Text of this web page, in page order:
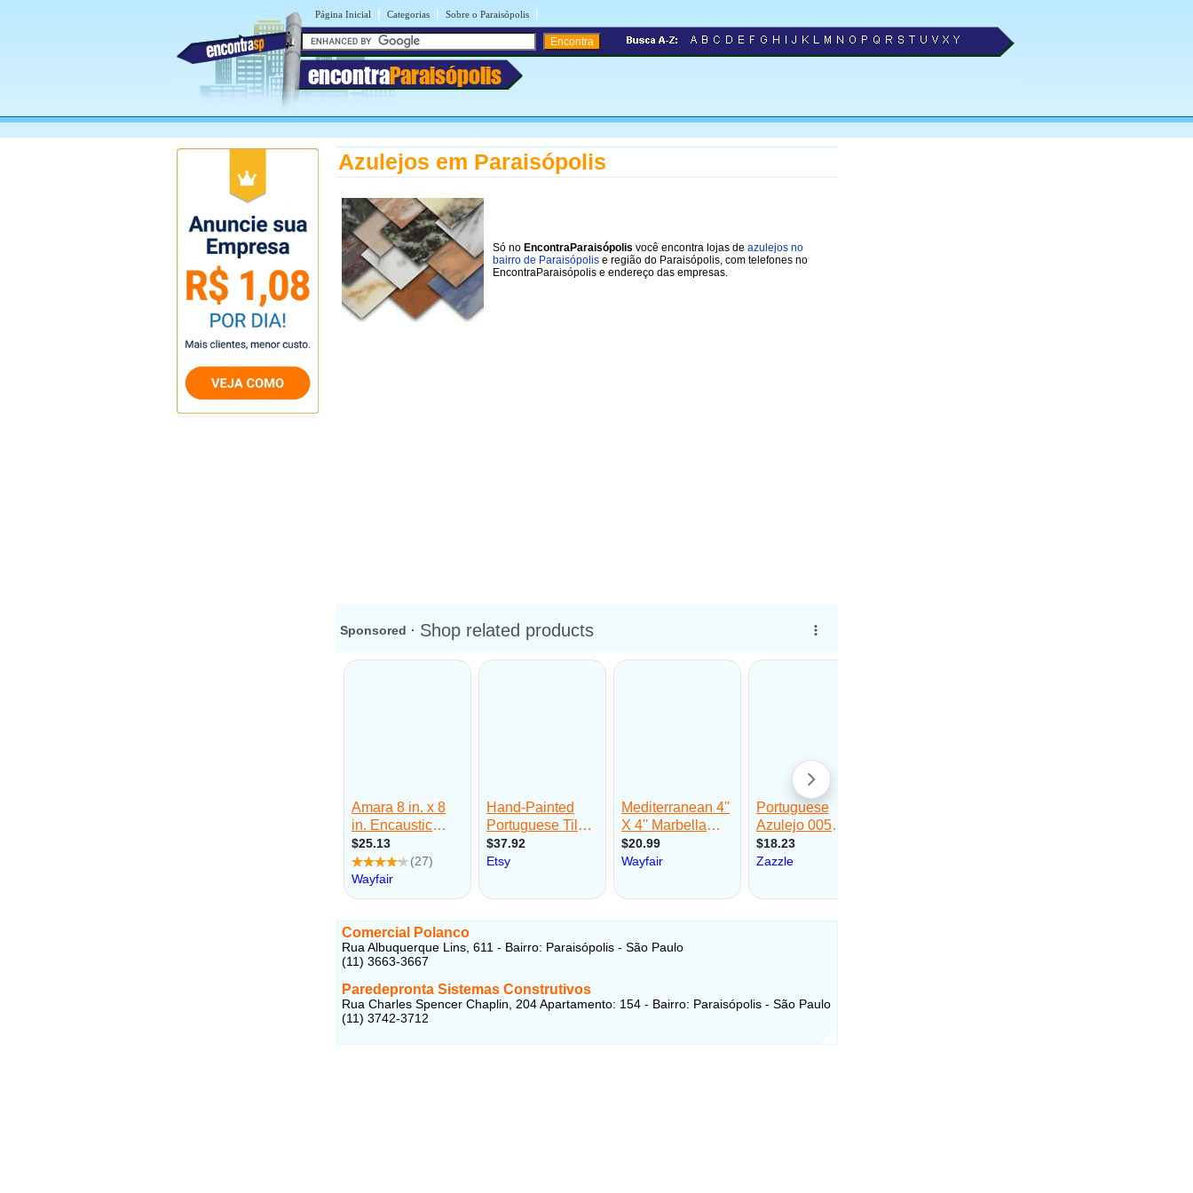
Página Inicial | Categorias | Sobre o Paraisópolis |
encontraParaisópolis
Azulejos em Paraisópolis
Só no EncontraParaisópolis você encontra lojas de azulejos no
bairro de Paraisópolis e região do Paraisópolis, com telefones no
EncontraParaisópolis e endereço das empresas.
Comercial Polanco
Rua Albuquerque Lins, 611 - Bairro: Paraisópolis - São Paulo
(11) 3663-3667
Paredepronta Sistemas Construtivos
Rua Charles Spencer Chaplin, 204 Apartamento: 154 - Bairro: Paraisópolis - São Paulo
(11) 3742-3712